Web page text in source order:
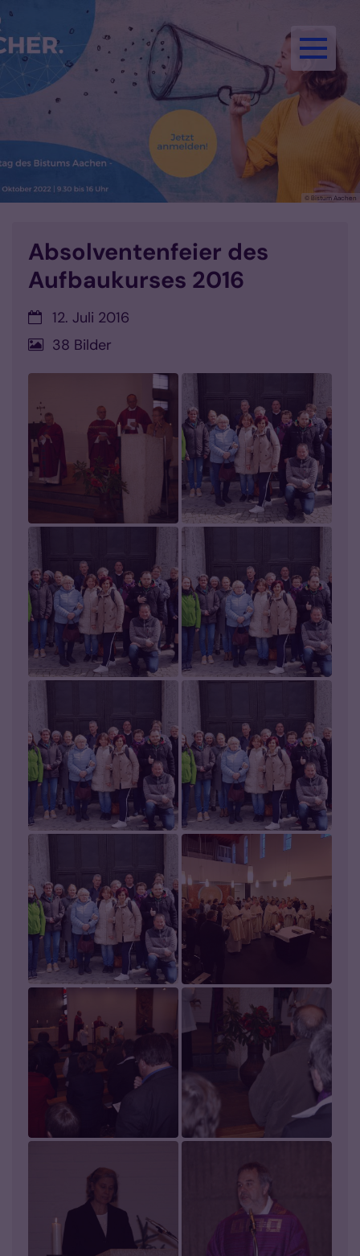
Zum Inhalt springen
© Bistum Aachen
Absolventenfeier des
Aufbaukurses 2016
Datum:12. Juli 2016
38 Bilder